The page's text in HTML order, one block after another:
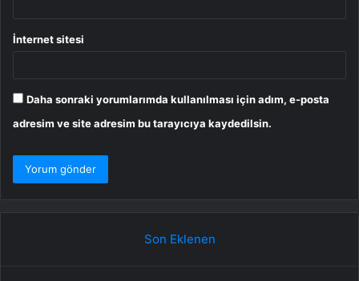
İnternet sitesi
Daha sonraki yorumlarımda kullanılması için adım, e-posta
adresim ve site adresim bu tarayıcıya kaydedilsin.
Son Eklenen